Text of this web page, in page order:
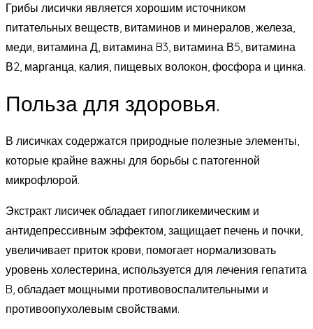
Грибы лисички является хорошим источником
питательных веществ, витаминов и минералов, железа,
меди, витамина Д, витамина B3, витамина В5, витамина
В2, марганца, калия, пищевых волокон, фосфора и цинка.
Польза для здоровья.
В лисичках содержатся природные полезные элементы,
которые крайне важны для борьбы с патогенной
микрофлорой.
Экстракт лисичек обладает гипогликемическим и
антидепрессивным эффектом, защищает печень и почки,
увеличивает приток крови, помогает нормализовать
уровень холестерина, используется для лечения гепатита
B, обладает мощными противовоспалительными и
противоопухолевым свойствами.